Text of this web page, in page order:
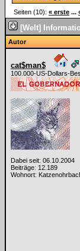
Seiten (10): « erste ...
[Welt]
Autor
cat$man$
100.000-US-Dollars-
Dabei seit: 06.10.2004
Beiträge: 12.189
Wohnort: